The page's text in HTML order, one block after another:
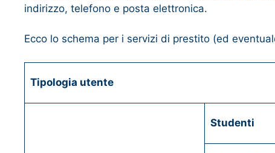
indirizzo, telefono e posta elettronica.
Ecco lo schema per i servizi di prestito (ed
Tipologia utente
Studenti